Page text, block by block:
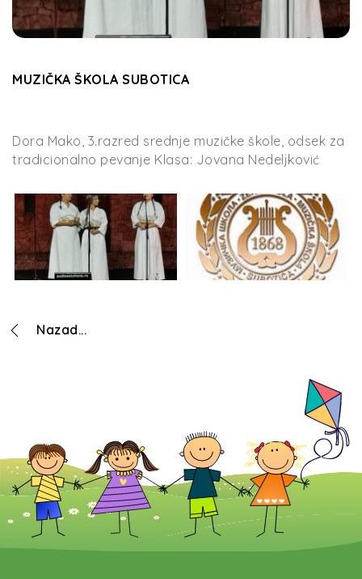
MUZIČKA ŠKOLA SUBOTICA
Dora Mako, 3.razred srednje muzičke škole, odsek za
tradicionalno pevanje Klasa: Jovana Nedeljković
Nazad...